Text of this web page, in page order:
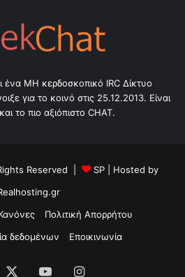
ένα ΜΗ κερδοσκοπικό IRC Δίκτυο
για το κοινό στις 25.12.2013. Είναι
το πιο αξιόπιστο CHAT.
Reserved | SP | Hosted by
Πολιτική Απορρήτου
δεδομένων
Εποικινωνία
YouTubeInstagram